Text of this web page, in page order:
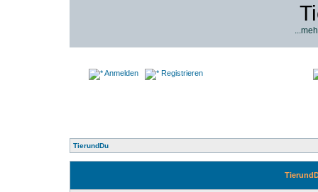
Anmelden Registrieren
TierundDu